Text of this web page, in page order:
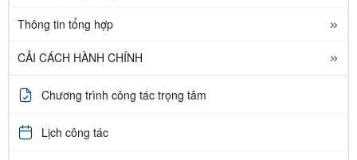
Thông tin tổng hợp
CẢI CÁCH HÀNH CHÍNH
Chương trình công tác trọng tâm
Lịch công tác